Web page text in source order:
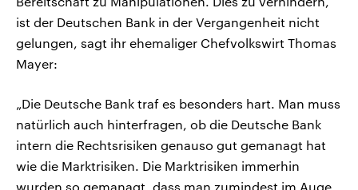
ist der Deutschen Bank in der Vergangenheit nicht
gelungen, sagt ihr ehemaliger Chefvolkswirt Thomas
Mayer:
„Die Deutsche Bank traf es besonders hart. Man muss
natürlich auch hinterfragen, ob die Deutsche Bank
intern die Rechtsrisiken genauso gut gemanagt hat
wie die Marktrisiken. Die Marktrisiken immerhin
wurden so gemanagt, dass man zumindest im Auge